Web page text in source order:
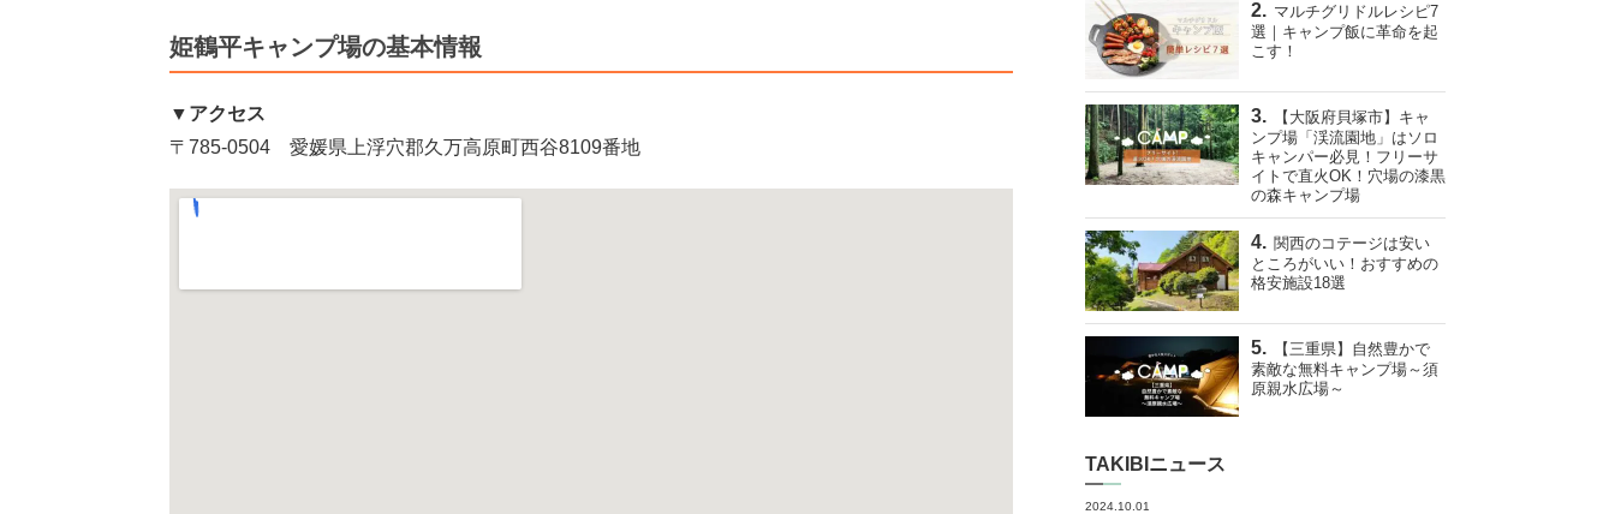
姫鶴平キャンプ場の基本情報
▼アクセス
〒785-0504 愛媛県上浮穴郡久万高原町西谷8109番地
マルチグリドルレシピ7
選｜キャンプ飯に革命を起
こす！
【大阪府貝塚市】キャ
ンプ場「渓流園地」はソロ
キャンパー必見！フリーサ
イトで直火OK！穴場の漆黒
の森キャンプ場
関西のコテージは安い
ところがいい！おすすめの
格安施設18選
【三重県】自然豊かで
素敵な無料キャンプ場～須
原親水広場～
TAKIBIニュース
2024.10.01